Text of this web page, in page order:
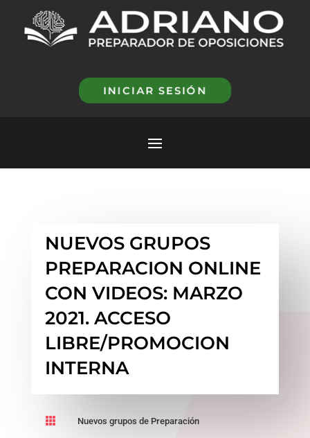
INICIAR SESIÓN
NUEVOS GRUPOS
PREPARACION ONLINE
CON VIDEOS: MARZO
2021. ACCESO
LIBRE/PROMOCION
INTERNA
 Nuevos grupos de Preparación